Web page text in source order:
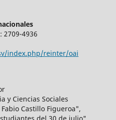
2709-4936
index.php/reinter/oai
y Ciencias Sociales
Castillo Figueroa",